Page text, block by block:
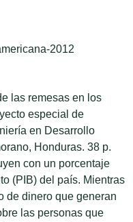
2012
las remesas en los
especial de
en Desarrollo
Honduras. 38 p.
con un porcentaje
(PIB) del país. Mientras
de dinero que generan
las personas que